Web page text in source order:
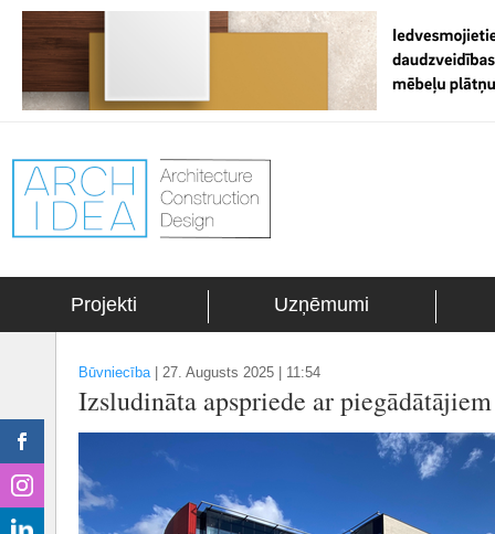
Projekti Uzņēmumi
Būvniecība| 27. Augusts 2025 | 11:54
Izsludināta apspriede ar